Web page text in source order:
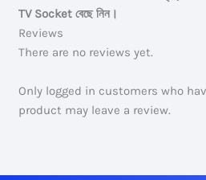
TV Socket বেছে নিন।
Reviews
There are no reviews yet.
Only logged in customers who
product may leave a review.